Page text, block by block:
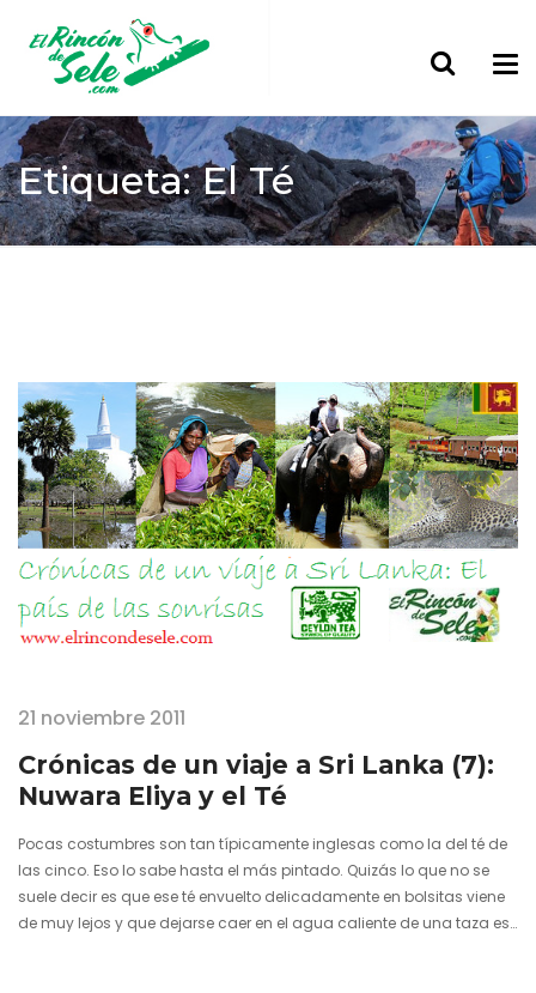
Etiqueta: El Té
21 noviembre 2011
Crónicas de un viaje a Sri Lanka (7):
Nuwara Eliya y el Té
Pocas costumbres son tan típicamente inglesas como la del té de
las cinco. Eso lo sabe hasta el más pintado. Quizás lo que no se
suele decir es que ese té envuelto delicadamente en bolsitas viene
de muy lejos y que dejarse caer en el agua caliente de una taza es